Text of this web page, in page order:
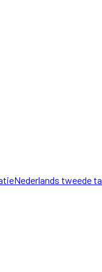
Nederlands tweede